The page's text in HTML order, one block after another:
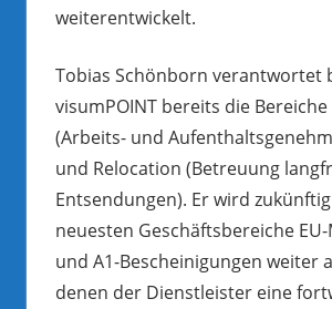
weiterentwickelt.
Tobias Schönborn verantwortet
visumPOINT bereits die
(Arbeits- und
und Relocation (Betreuung
Entsendungen). Er wird
neuesten Geschäftsbereiche
und A1-Bescheinigungen weiter
denen der Dienstleister eine